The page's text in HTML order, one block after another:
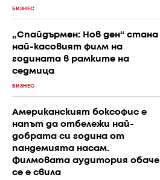
БИЗНЕС
„Спайдърмен: Нов ден“ стана
най-касовият филм на
годината в рамките на
седмица
БИЗНЕС
Американският боксофис е
напът да отбележи най-
добрата си година от
пандемията насам.
Филмовата аудитория обаче
се е свила